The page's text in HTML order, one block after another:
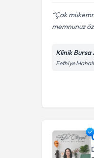
Çok
memnunuz
Klinik Bursa
Fethiye